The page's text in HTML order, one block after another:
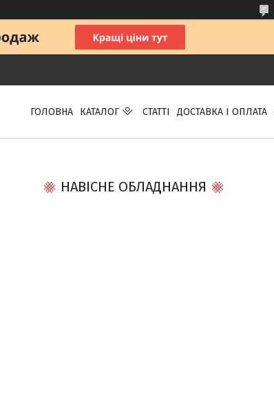
ГОЛОВНА КАТАЛОГ СТАТТІ ДОСТАВКА І ОПЛАТА
НАВІСНЕ ОБЛАДНАННЯ